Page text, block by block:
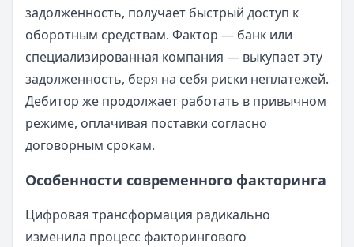
задолженность, получает быстрый доступ к
оборотным средствам. Фактор — банк или
специализированная компания — выкупает эту
задолженность, беря на себя риски неплатежей.
Дебитор же продолжает работать в привычном
режиме, оплачивая поставки согласно
договорным срокам.
Особенности современного факторинга
Цифровая трансформация радикально
изменила процесс факторингового